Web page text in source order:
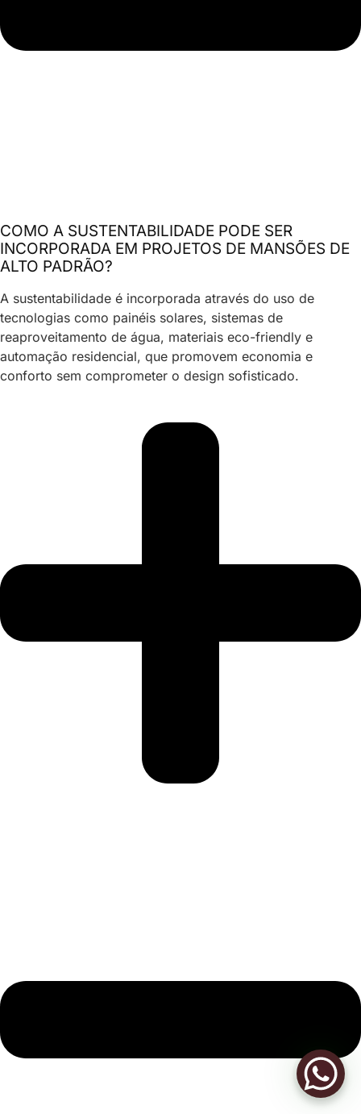
COMO A SUSTENTABILIDADE PODE SER
INCORPORADA EM PROJETOS DE MANSÕES DE
ALTO PADRÃO?
A sustentabilidade é incorporada através do uso de
tecnologias como painéis solares, sistemas de
reaproveitamento de água, materiais eco-friendly e
automação residencial, que promovem economia e
conforto sem comprometer o design sofisticado.